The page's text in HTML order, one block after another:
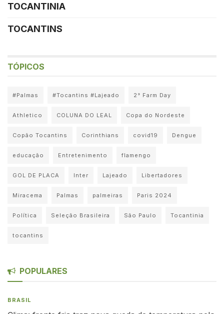
TOCANTINIA
TOCANTINS
TÓPICOS
#Palmas #Tocantins #Lajeado 2° Farm Day
Athletico COLUNA DO LEAL Copa do Nordeste
Copão Tocantins Corinthians covid19 Dengue
educação Entretenimento flamengo
GOL DE PLACA Inter Lajeado Libertadores
Miracema Palmas palmeiras Paris 2024
Política Seleção Brasileira São Paulo Tocantinia
tocantins
POPULARES
BRASIL